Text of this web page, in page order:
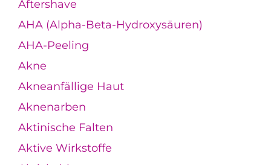
Aftershave
AHA (Alpha-Beta-Hydroxysäuren)
AHA-Peeling
Akne
Akneanfällige Haut
Aknenarben
Aktinische Falten
Aktive Wirkstoffe